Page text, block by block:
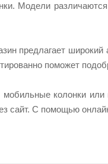
Модели
предлагает широкий
поможет
колонки или
сайт. С помощью